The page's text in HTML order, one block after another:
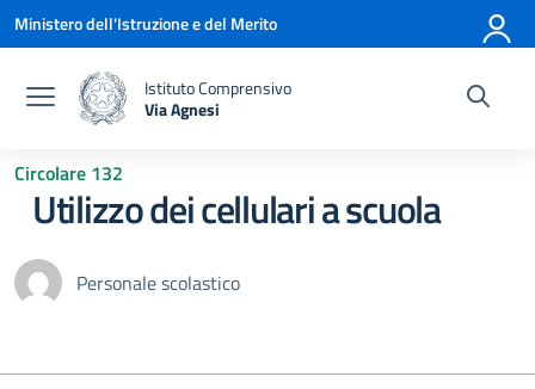
Vai ai contenuti
Vai al menu di navigazione
Vai al footer
Ministero dell'Istruzione e del Merito
Istituto Comprensivo
Via Agnesi
— Visita la pagina iniziale della scuola
Circolare 132
Utilizzo dei cellulari a scuola
Personale scolastico